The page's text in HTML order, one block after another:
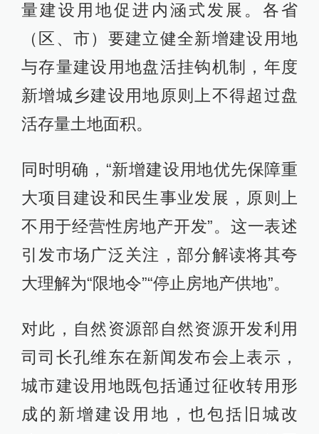
量建设用地促进内涵式发展。各省
（区、市）要建立健全新增建设用地
与存量建设用地盘活挂钩机制，年度
新增城乡建设用地原则上不得超过盘
活存量土地面积。
同时明确，“新增建设用地优先保障重
大项目建设和民生事业发展，原则上
不用于经营性房地产开发”。这一表述
引发市场广泛关注，部分解读将其夸
大理解为“限地令”“停止房地产供地”。
对此，自然资源部自然资源开发利用
司司长孔维东在新闻发布会上表示，
城市建设用地既包括通过征收转用形
成的新增建设用地，也包括旧城改